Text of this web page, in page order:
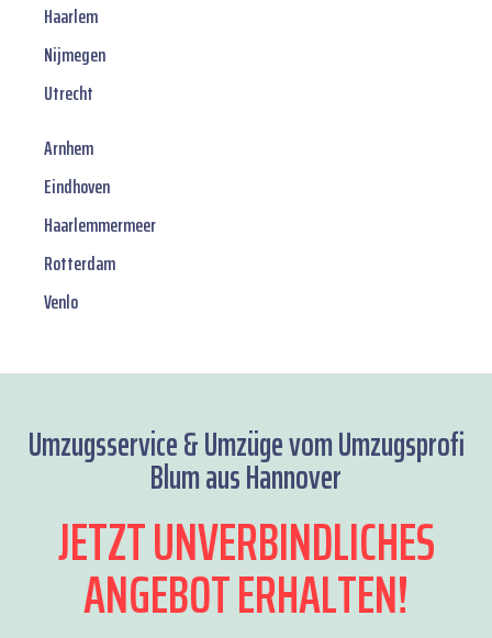
Haarlem
Nijmegen
Utrecht
Arnhem
Eindhoven
Haarlemmermeer
Rotterdam
Venlo
Umzugsservice & Umzüge vom Umzugsprofi
Blum aus Hannover
JETZT UNVERBINDLICHES
ANGEBOT ERHALTEN!